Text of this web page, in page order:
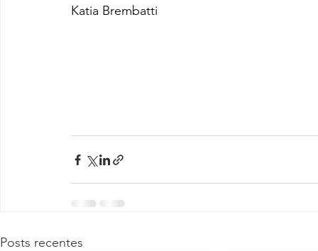
Katia Brembatti
Posts recentes